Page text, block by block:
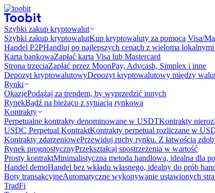
Szybki zakup kryptowalut
Szybki zakup kryptowalutKup kryptowaluty za pomocą Visa/
Handel P2PHandluj po najlepszych cenach z wieloma lokalnymi
Karta bankowaZapłać kartą Visa lub Mastercard
Strona trzeciaZapłać przez MoonPay, Advcash, Simplex i inne
Depozyt kryptowalutowyDepozyt kryptowalutowy między
Rynki
OkazjePodążaj za trendem, by wyprzedzić innych
RynekBądź na bieżąco z sytuacją rynkową
Kontrakty
Perpetualne kontrakty denominowane w USDTKontrakty
USDC Perpetual KontraktKontrakty perpetual rozliczane w
Kontrakty zdarzeniowePrzewiduj ruchy rynku. Z łatwością
Rynek prognostyczny​​Przekształcaj spostrzeżenia w wartość
Prosty kontraktMinimalistyczna metoda handlowa, idealna dla
Handel demoHandel bez wkładu własnego, idealny do prób
Boty transakcyjneAutomatyczne wykonywanie ustawionych
TradFi